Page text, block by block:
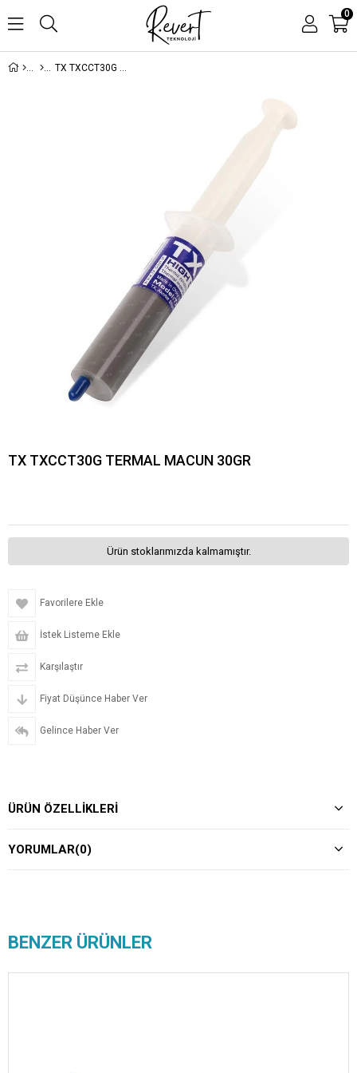
0
TX TXCCT30G TERMAL MACUN 30GR
TX TXCCT30G TERMAL MACUN 30GR
Ürün stoklarımızda kalmamıştır.
Favorilere Ekle
İstek Listeme Ekle
Karşılaştır
Fiyat Düşünce Haber Ver
Gelince Haber Ver
ÜRÜN ÖZELLIKLERI
YORUMLAR(0)
BENZER ÜRÜNLER